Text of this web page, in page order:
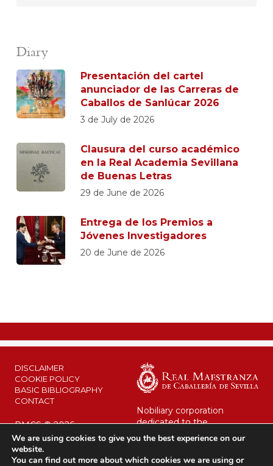
Diary
Presentación del cartel
anunciador de las Carreras de
Caballos de Sanlúcar 2026
3 de July de 2026
Clausura del curso académico
en la Real Academia Sevillana
de Buenas Letras
29 de June de 2026
Entrega de los Premios a
Jóvenes Investigadores
20 de June de 2026
DISCLAIMER
COOKIE POLICY
BASIC BIBLIOGRAPHY
CONTACT
RMCS © 2026
Nobiliary corporation
dedicated to the
maintenance of its legacy
and the public interest.
Since 1670 at the service of
We are using cookies to give you the best experience on our
website.
You can find out more about which cookies we are using or